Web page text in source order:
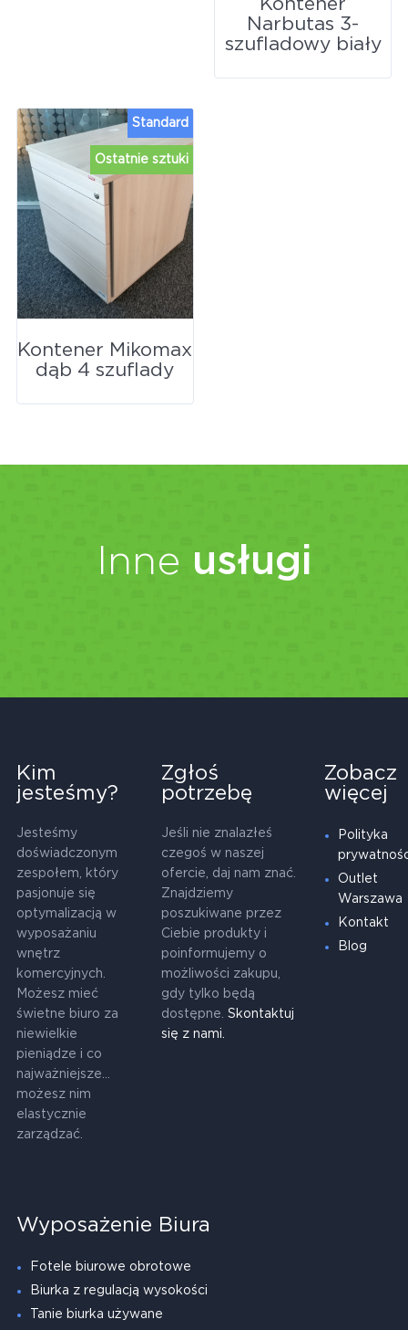
Kontener
Narbutas 3-
szufladowy biały
Ostatnie sztuki
Standard
Kontener Mikomax
dąb 4 szuflady
Inne usługi
Kim
jesteśmy?
Jesteśmy
doświadczonym
zespołem, który
pasjonuje się
optymalizacją w
wyposażaniu
wnętrz
komercyjnych.
Możesz mieć
świetne biuro za
niewielkie
pieniądze i co
najważniejsze...
możesz nim
elastycznie
zarządzać.
Zgłoś
potrzebę
Jeśli nie znalazłeś
czegoś w naszej
ofercie, daj nam znać.
Znajdziemy
poszukiwane przez
Ciebie produkty i
poinformujemy o
możliwości zakupu,
gdy tylko będą
dostępne. Skontaktuj
się z nami.
Zobacz
więcej
Polityka
Outlet
Warszawa
Kontakt
Blog
Wyposażenie Biura
Fotele biurowe obrotowe
Biurka z regulacją wysokości
Tanie biurka używane